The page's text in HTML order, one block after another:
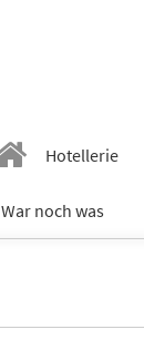
Hotellerie
War noch was